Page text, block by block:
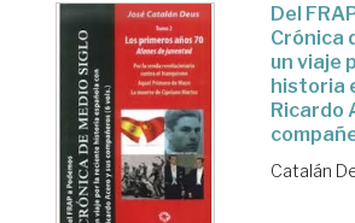
Del
Crónica
un viaje
historia
Ricardo
Catalán